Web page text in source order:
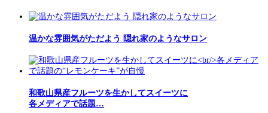
温かな雰囲気がただよう 隠れ家のようなサロン
和歌山県産フルーツを生かしてスイーツに
各メディアで話題…